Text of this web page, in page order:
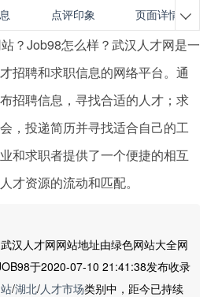
点评印象 页面详情 
？Job98怎么样？武汉人才网是一
招聘和求职信息的网络平台。通
招聘信息，寻找合适的人才；求
，投递简历并寻找适合自己的工
和求职者提供了一个便捷的相互
才资源的流动和匹配。
人才网网站地址由绿色网站大全网
于2020-07-10 21:41:38发布收录
/湖北/人才市场类别中，距今已持续